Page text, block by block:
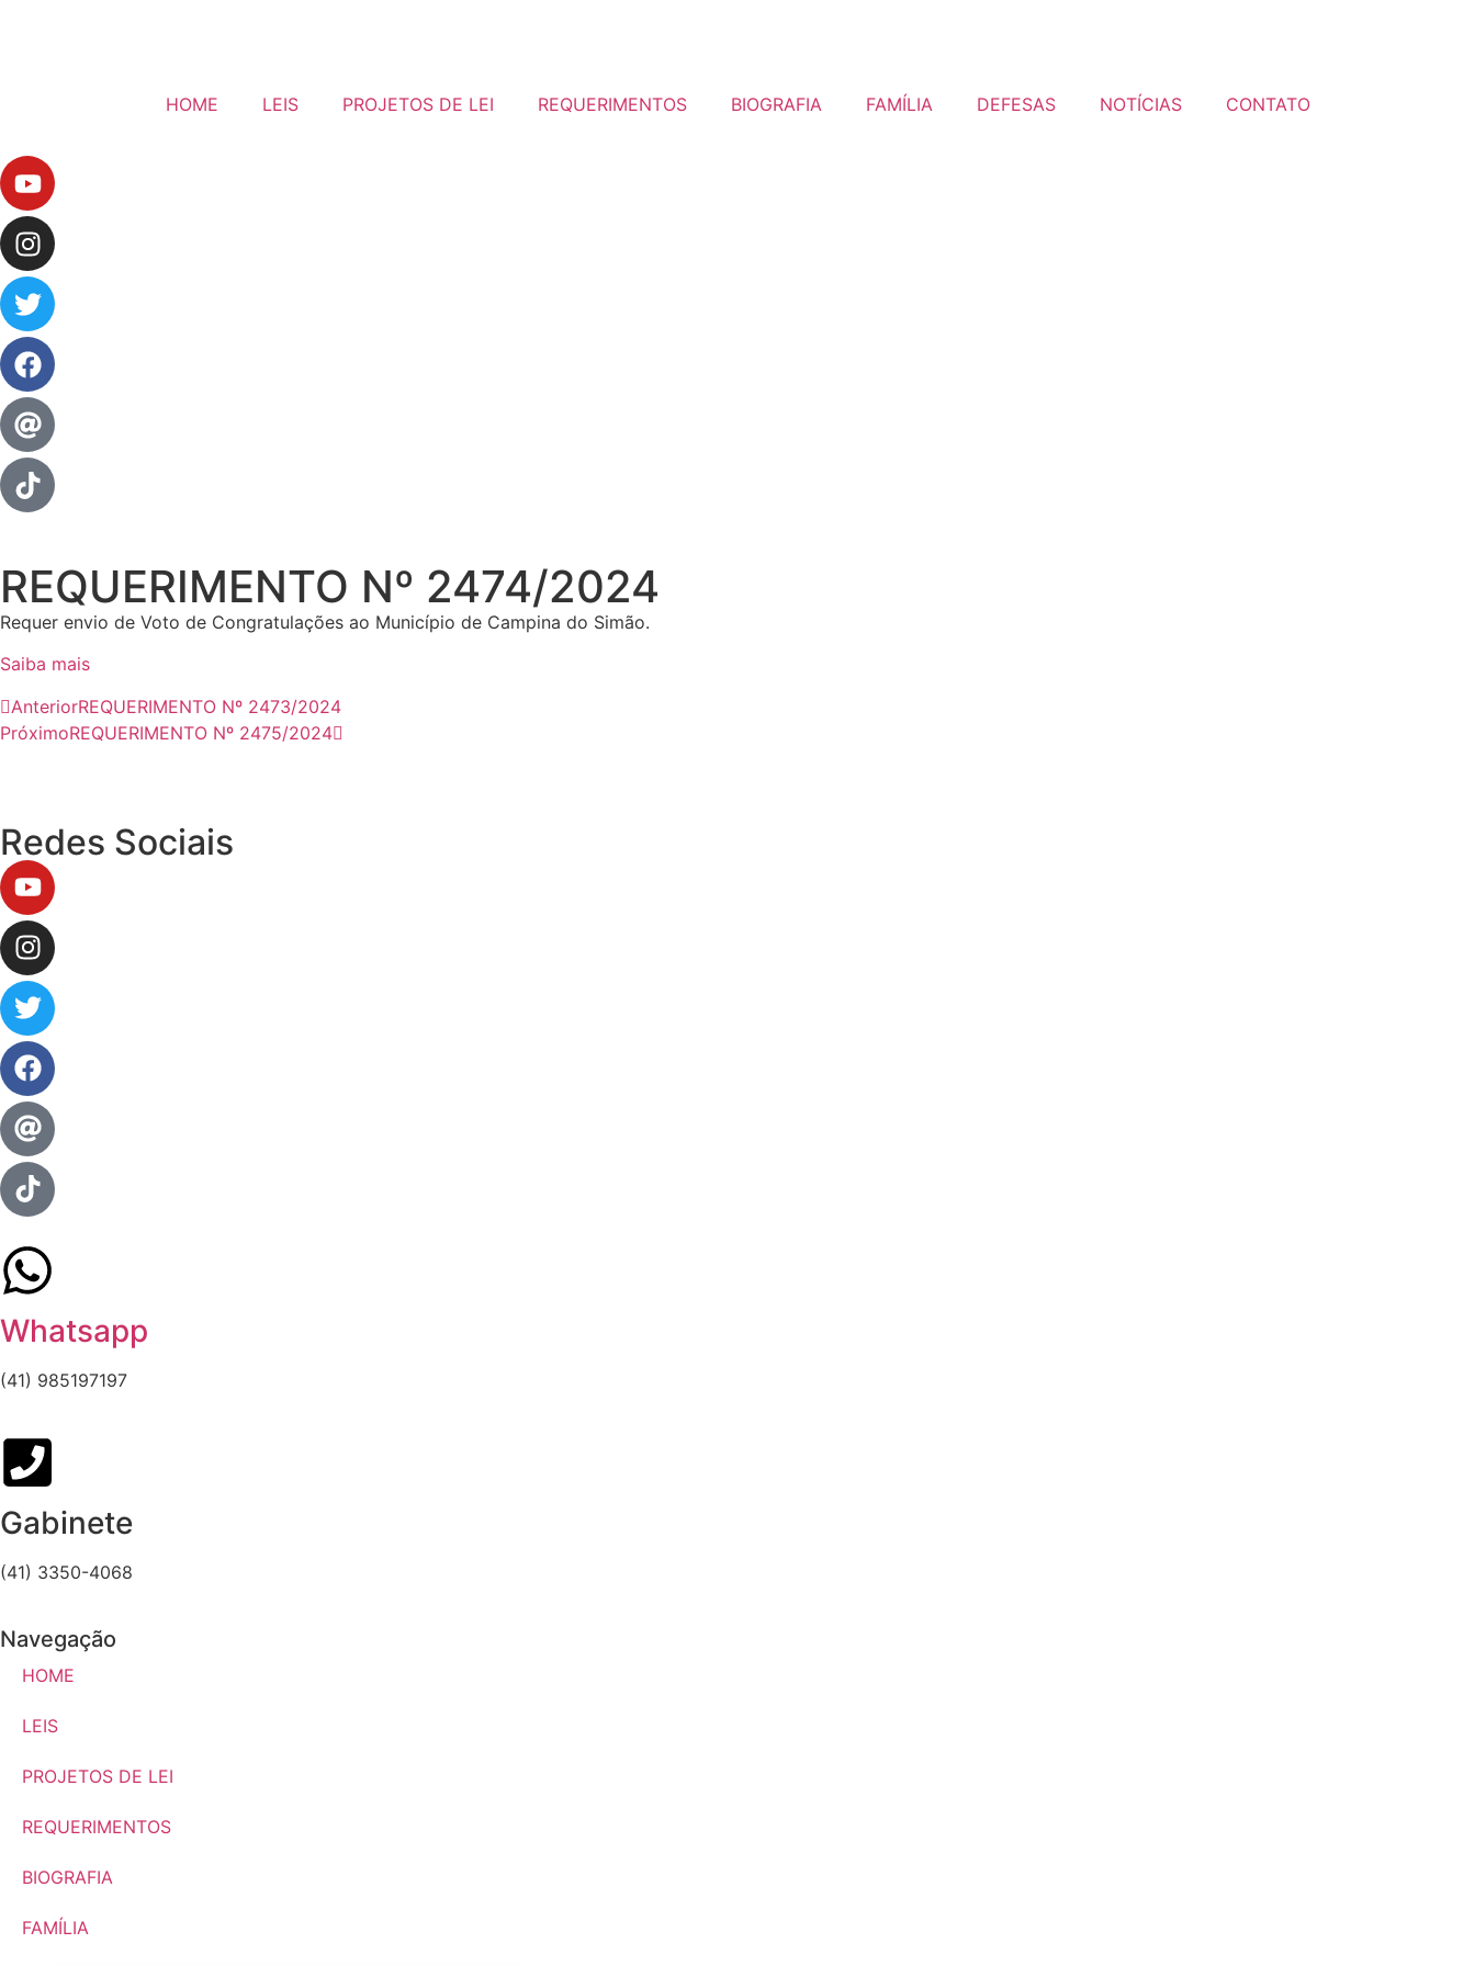
HOME LEIS PROJETOS DE LEI REQUERIMENTOS BIOGRAFIA FAMÍLIA DEFESAS NOTÍCIAS CONTATO
REQUERIMENTO Nº 2474/2024
Requer envio de Voto de Congratulações ao Município de Campina do Simão.
Saiba mais
AnteriorREQUERIMENTO Nº 2473/2024
PróximoREQUERIMENTO Nº 2475/2024
Redes Sociais
Whatsapp
(41) 985197197
Gabinete
(41) 3350-4068
Navegação
HOME
LEIS
PROJETOS DE LEI
REQUERIMENTOS
BIOGRAFIA
FAMÍLIA